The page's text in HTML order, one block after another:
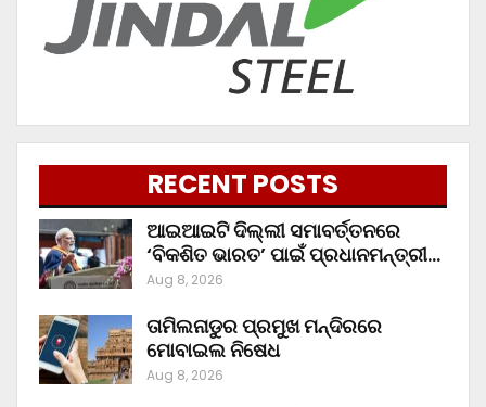
RECENT POSTS
ଆଇଆଇଟି ଦିଲ୍ଲୀ ସମାବର୍ତ୍ତନରେ
‘ବିକଶିତ ଭାରତ’ ପାଇଁ ପ୍ରଧାନମନ୍ତ୍ରୀ…
Aug 8, 2026
ତାମିଲନାଡୁର ପ୍ରମୁଖ ମନ୍ଦିରରେ
ମୋବାଇଲ ନିଷେଧ
Aug 8, 2026